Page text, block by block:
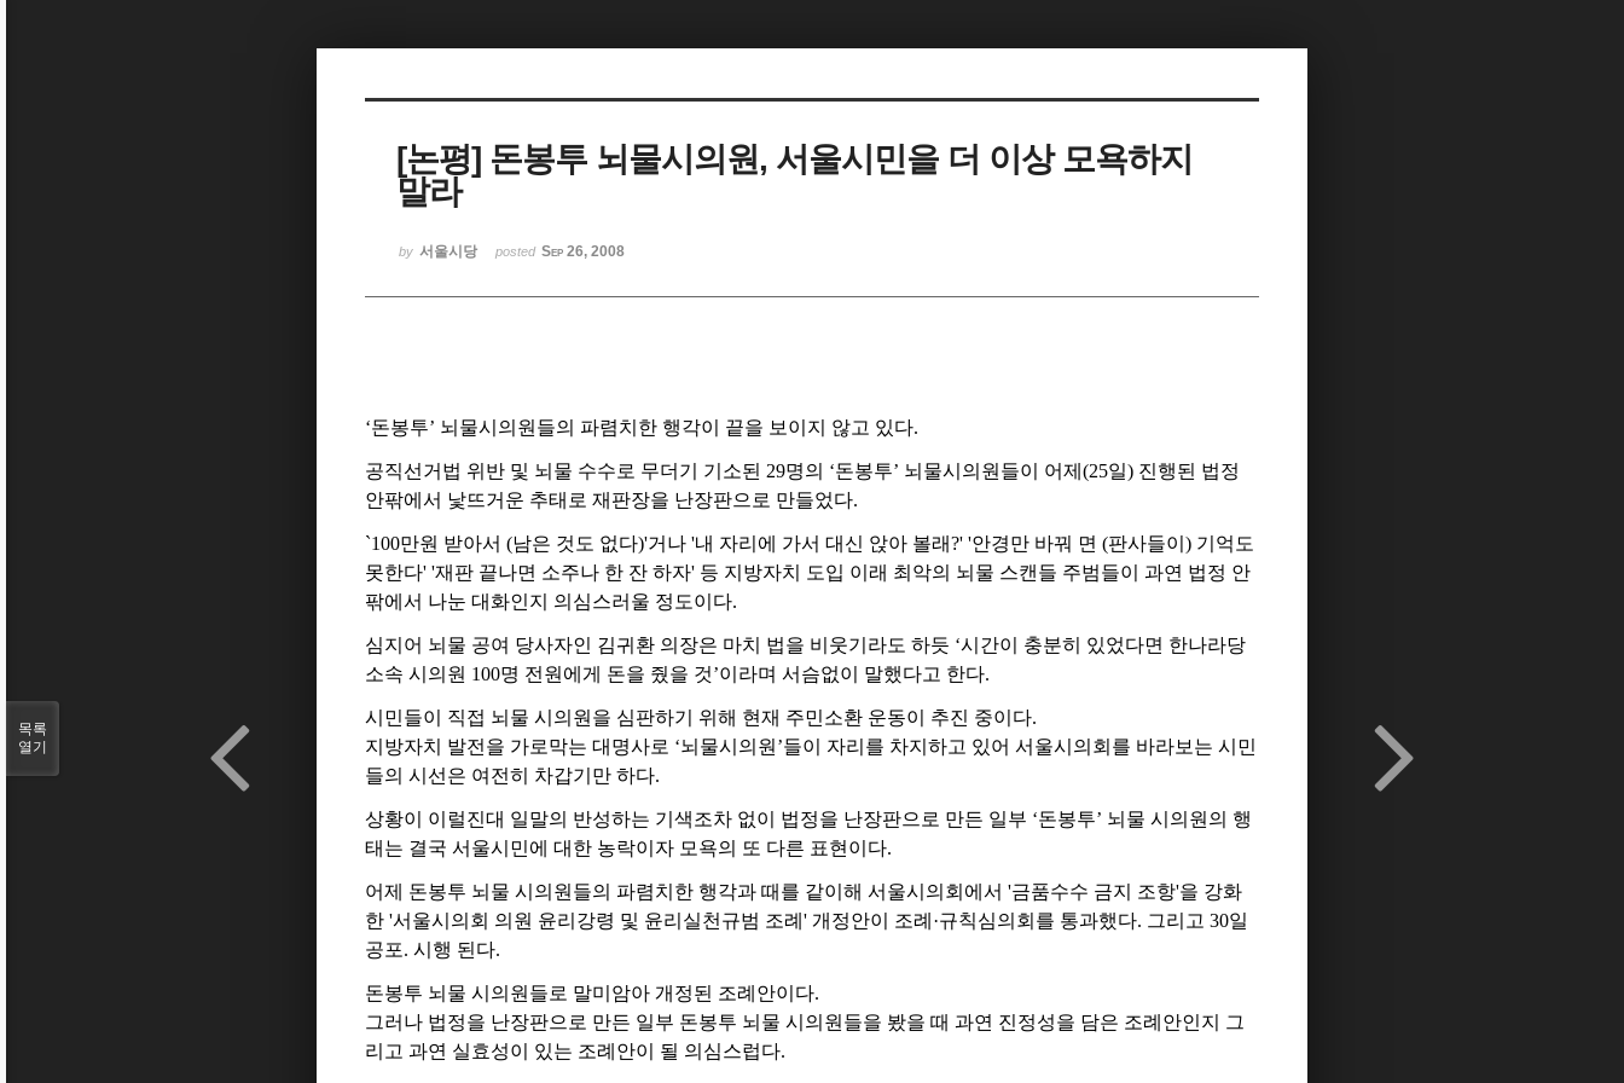
[논평] 돈봉투 뇌물시의원, 서울시민을 더 이상 모욕하지
말라
by 서울시당 posted Sep 26, 2008
‘돈봉투’ 뇌물시의원들의 파렴치한 행각이 끝을 보이지 않고 있다.
공직선거법 위반 및 뇌물 수수로 무더기 기소된 29명의 ‘돈봉투’ 뇌물시의원들이 어제(25일) 진행된 법정
안팎에서 낯뜨거운 추태로 재판장을 난장판으로 만들었다.
`100만원 받아서 (남은 것도 없다)'거나 '내 자리에 가서 대신 앉아 볼래?' '안경만 바꿔 면 (판사들이) 기억도
못한다' '재판 끝나면 소주나 한 잔 하자' 등 지방자치 도입 이래 최악의 뇌물 스캔들 주범들이 과연 법정 안
팎에서 나눈 대화인지 의심스러울 정도이다.
심지어 뇌물 공여 당사자인 김귀환 의장은 마치 법을 비웃기라도 하듯 ‘시간이 충분히 있었다면 한나라당
소속 시의원 100명 전원에게 돈을 줬을 것’이라며 서슴없이 말했다고 한다.
시민들이 직접 뇌물 시의원을 심판하기 위해 현재 주민소환 운동이 추진 중이다.
지방자치 발전을 가로막는 대명사로 ‘뇌물시의원’들이 자리를 차지하고 있어 서울시의회를 바라보는 시민
들의 시선은 여전히 차갑기만 하다.
상황이 이럴진대 일말의 반성하는 기색조차 없이 법정을 난장판으로 만든 일부 ‘돈봉투’ 뇌물 시의원의 행
태는 결국 서울시민에 대한 농락이자 모욕의 또 다른 표현이다.
어제 돈봉투 뇌물 시의원들의 파렴치한 행각과 때를 같이해 서울시의회에서 '금품수수 금지 조항'을 강화
한 '서울시의회 의원 윤리강령 및 윤리실천규범 조례' 개정안이 조례·규칙심의회를 통과했다. 그리고 30일
공포. 시행 된다.
돈봉투 뇌물 시의원들로 말미암아 개정된 조례안이다.
그러나 법정을 난장판으로 만든 일부 돈봉투 뇌물 시의원들을 봤을 때 과연 진정성을 담은 조례안인지 그
리고 과연 실효성이 있는 조례안이 될 의심스럽다.
목록
열기
Sketchbook5, 스케치북5
Sketchbook5, 스케치북5